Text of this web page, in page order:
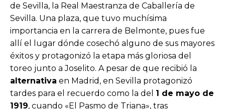
de Sevilla, la Real Maestranza de Caballería de
Sevilla. Una plaza, que tuvo muchísima
importancia en la carrera de Belmonte, pues fue
allí el lugar dónde cosechó alguno de sus mayores
éxitos y protagonizó la etapa más gloriosa del
toreo junto a Joselito. A pesar de que recibió la
alternativa en Madrid, en Sevilla protagonizó
tardes para el recuerdo como la del 1 de mayo de
1919, cuando «El Pasmo de Triana», tras